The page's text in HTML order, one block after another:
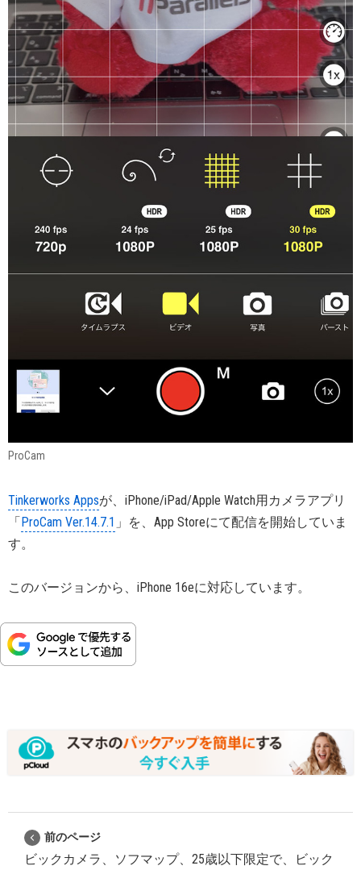
ProCam
Tinkerworks Appsが、iPhone/iPad/Apple Watch用カメラアプリ
「 ProCam Ver.14.7.1 」を、App Storeにて配信を開始していま
す。
このバージョンから、iPhone 16eに対応しています。
前のページ
ビックカメラ、ソフマップ、25歳以下限定で、ビック